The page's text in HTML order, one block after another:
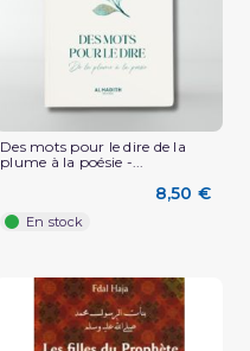
Des mots pour le dire de la
plume à la poésie -...
8,50 €
En stock